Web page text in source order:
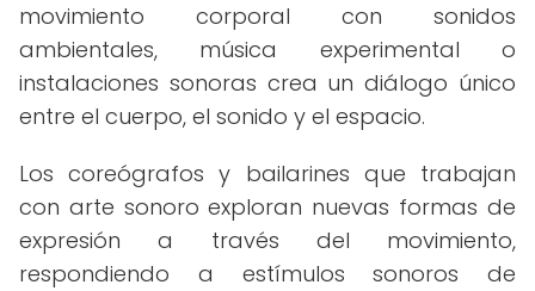
movimiento corporal con sonidos
ambientales, música experimental o
instalaciones sonoras crea un diálogo único
entre el cuerpo, el sonido y el espacio.
Los coreógrafos y bailarines que trabajan
con arte sonoro exploran nuevas formas de
expresión a través del movimiento,
respondiendo a estímulos sonoros de